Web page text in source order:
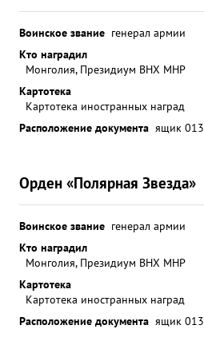
Воинское звание генерал армии
Кто наградил
Монголия, Президиум ВНХ МНР
Картотека
Картотека иностранных наград
Расположение документа ящик 013
Орден «Полярная Звезда»
Воинское звание генерал армии
Кто наградил
Монголия, Президиум ВНХ МНР
Картотека
Картотека иностранных наград
Расположение документа ящик 013